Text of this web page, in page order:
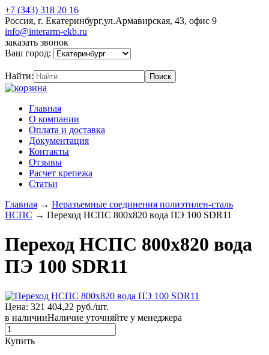
+7 (343) 318 20 16
Россия, г. Екатеринбург,ул.Армавирская, 43, офис 9
info@interarm-ekb.ru
заказать звонок
Ваш город:
Найти:
Главная
О компании
Оплата и доставка
Документация
Контакты
Отзывы
Расчет крепежа
Статьи
Главная → Неразъемные соединения полиэтилен-сталь
НСПС → Переход НСПС 800х820 вода ПЭ 100 SDR11
Переход НСПС 800х820 вода
ПЭ 100 SDR11
Цена: 321 404,22 руб./шт.
в наличииНаличие уточняйте у менеджера
Купить